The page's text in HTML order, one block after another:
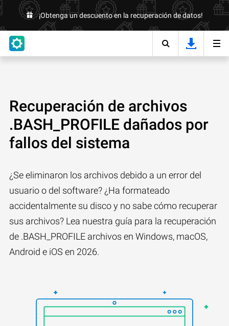
¡Obtenga un descuento en la recuperación de datos!
Recuperación de archivos
.BASH_PROFILE dañados por
fallos del sistema
¿Se eliminaron los archivos debido a un error del
usuario o del software? ¿Ha formateado
accidentalmente su disco y no sabe cómo recuperar
sus archivos? Lea nuestra guía para la recuperación
de .BASH_PROFILE archivos en Windows, macOS,
Android e iOS en 2026.